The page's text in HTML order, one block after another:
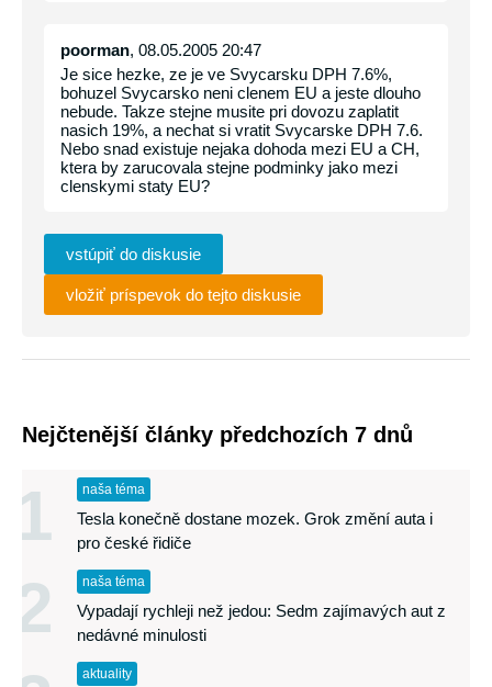
poorman, 08.05.2005 20:47
Je sice hezke, ze je ve Svycarsku DPH 7.6%,
bohuzel Svycarsko neni clenem EU a jeste dlouho
nebude. Takze stejne musite pri dovozu zaplatit
nasich 19%, a nechat si vratit Svycarske DPH 7.6.
Nebo snad existuje nejaka dohoda mezi EU a CH,
ktera by zarucovala stejne podminky jako mezi
clenskymi staty EU?
vstúpiť do diskusie
vložiť príspevok do tejto diskusie
Nejčtenější články předchozích 7 dnů
1 naša téma
Tesla konečně dostane mozek. Grok změní auta i
pro české řidiče
2 naša téma
Vypadají rychleji než jedou: Sedm zajímavých aut z
nedávné minulosti
aktuality